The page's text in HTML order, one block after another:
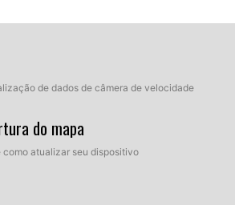
de dados de câmera de velocidade
do mapa
como atualizar seu dispositivo